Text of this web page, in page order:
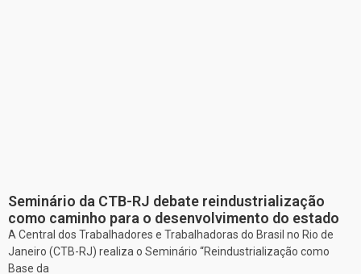
Seminário da CTB-RJ debate reindustrialização
como caminho para o desenvolvimento do estado
A Central dos Trabalhadores e Trabalhadoras do Brasil no Rio de
Janeiro (CTB-RJ) realiza o Seminário “Reindustrialização como
Base da